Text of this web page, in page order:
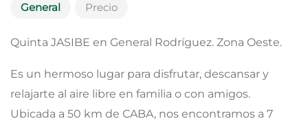
General Precio
Quinta JASIBE en General Rodríguez. Zona Oeste.
Es un hermoso lugar para disfrutar, descansar y
relajarte al aire libre en familia o con amigos.
Ubicada a 50 km de CABA, nos encontramos a 7